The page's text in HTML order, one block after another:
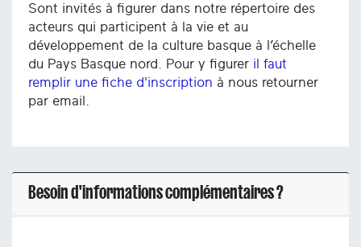
Sont invités à figurer dans notre répertoire des
acteurs qui participent à la vie et au
développement de la culture basque à l’échelle
du Pays Basque nord. Pour y figurer il faut
remplir une fiche d'inscription à nous retourner
par email.
Besoin d'informations complémentaires ?